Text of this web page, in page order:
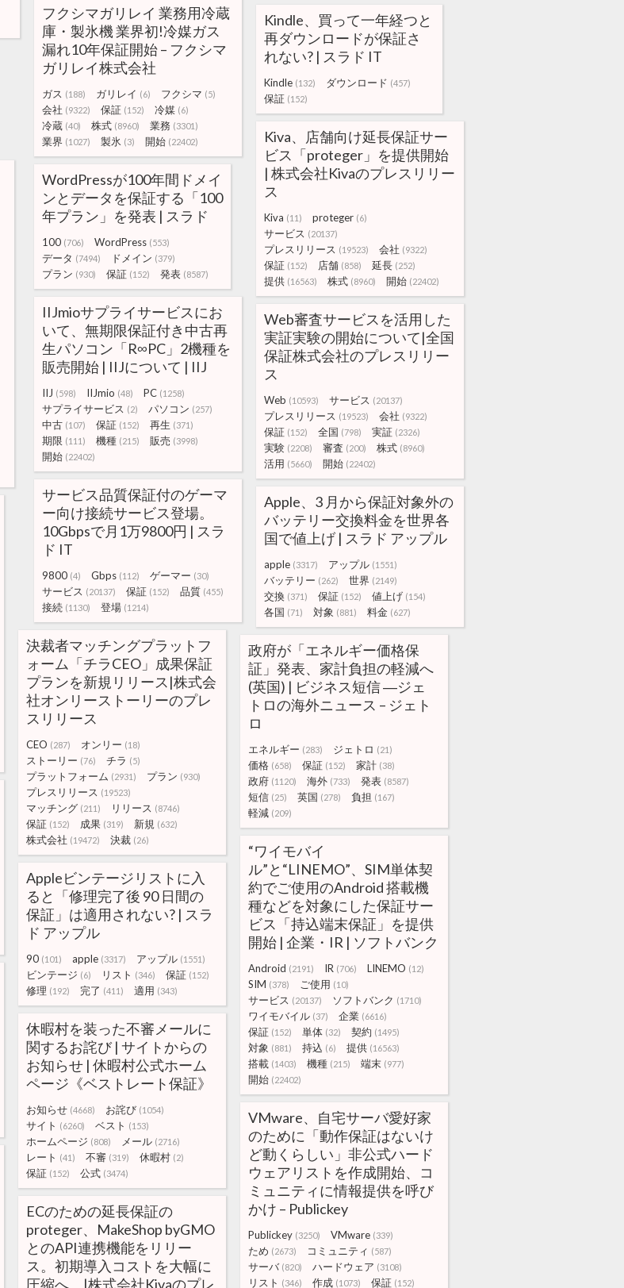
フクシマガリレイ 業務用冷蔵
庫・製氷機 業界初!冷媒ガス
漏れ10年保証開始 – フクシマ
ガリレイ株式会社
ガス (188) ガリレイ (6) フクシマ (5)
会社 (9322) 保証 (152) 冷媒 (6)
冷蔵 (40) 株式 (8960) 業務 (3301)
業界 (1027) 製氷 (3) 開始 (22402)
Kindle、買って一年経つと
再ダウンロードが保証さ
れない? | スラド IT
Kindle (132) ダウンロード (457)
保証 (152)
Kiva、店舗向け延長保証サー
ビス「proteger」を提供開始
| 株式会社Kivaのプレスリリー
ス
Kiva (11) proteger (6)
サービス (20137)
プレスリリース (19523) 会社 (9322)
保証 (152) 店舗 (858) 延長 (252)
提供 (16563) 株式 (8960) 開始 (22402)
WordPressが100年間ドメイ
ンとデータを保証する「100
年プラン」を発表 | スラド
100 (706) WordPress (553)
データ (7494) ドメイン (379)
プラン (930) 保証 (152) 発表 (8587)
IIJmioサプライサービスにお
いて、無期限保証付き中古再
生パソコン「R∞PC」2機種を
販売開始 | IIJについて | IIJ
IIJ (598) IIJmio (48) PC (1258)
サプライサービス (2) パソコン (257)
中古 (107) 保証 (152) 再生 (371)
期限 (111) 機種 (215) 販売 (3998)
開始 (22402)
Web審査サービスを活用した
実証実験の開始について|全国
保証株式会社のプレスリリー
ス
Web (10593) サービス (20137)
プレスリリース (19523) 会社 (9322)
保証 (152) 全国 (798) 実証 (2326)
実験 (2208) 審査 (200) 株式 (8960)
活用 (5660) 開始 (22402)
サービス品質保証付のゲーマ
ー向け接続サービス登場。
10Gbpsで月1万9800円 | スラ
ド IT
9800 (4) Gbps (112) ゲーマー (30)
サービス (20137) 保証 (152) 品質 (455)
接続 (1130) 登場 (1214)
Apple、3 月から保証対象外の
バッテリー交換料金を世界各
国で値上げ | スラド アップル
apple (3317) アップル (1551)
バッテリー (262) 世界 (2149)
交換 (371) 保証 (152) 値上げ (154)
各国 (71) 対象 (881) 料金 (627)
決裁者マッチングプラットフ
ォーム「チラCEO」成果保証
プランを新規リリース|株式会
社オンリーストーリーのプレ
スリリース
CEO (287) オンリー (18)
ストーリー (76) チラ (5)
プラットフォーム (2931) プラン (930)
プレスリリース (19523)
マッチング (211) リリース (8746)
保証 (152) 成果 (319) 新規 (632)
株式会社 (19472) 決裁 (26)
政府が「エネルギー価格保
証」発表、家計負担の軽減へ
(英国) | ビジネス短信 ―ジェ
トロの海外ニュース – ジェト
ロ
エネルギー (283) ジェトロ (21)
価格 (658) 保証 (152) 家計 (38)
政府 (1120) 海外 (733) 発表 (8587)
短信 (25) 英国 (278) 負担 (167)
軽減 (209)
“ワイモバイ
ル”と“LINEMO”、SIM単体契
約でご使用のAndroid 搭載機
種などを対象にした保証サー
ビス「持込端末保証」を提供
開始 | 企業・IR | ソフトバンク
Android (2191) IR (706) LINEMO (12)
SIM (378) ご使用 (10)
サービス (20137) ソフトバンク (1710)
ワイモバイル (37) 企業 (6616)
保証 (152) 単体 (32) 契約 (1495)
対象 (881) 持込 (6) 提供 (16563)
搭載 (1403) 機種 (215) 端末 (977)
開始 (22402)
Appleビンテージリストに入
ると「修理完了後 90 日間の
保証」は適用されない? | スラ
ド アップル
90 (101) apple (3317) アップル (1551)
ビンテージ (6) リスト (346) 保証 (152)
修理 (192) 完了 (411) 適用 (343)
休暇村を装った不審メールに
関するお詫び | サイトからの
お知らせ | 休暇村公式ホーム
ページ《ベストレート保証》
お知らせ (4668) お詫び (1054)
サイト (6260) ベスト (153)
ホームページ (808) メール (2716)
レート (41) 不審 (319) 休暇村 (2)
保証 (152) 公式 (3474)
VMware、自宅サーバ愛好家
のために「動作保証はないけ
ど動くらしい」非公式ハード
ウェアリストを作成開始、コ
ミュニティに情報提供を呼び
かけ – Publickey
Publickey (3250) VMware (339)
ため (2673) コミュニティ (587)
サーバ (820) ハードウェア (3108)
リスト (346) 作成 (1073) 保証 (152)
ECのための延長保証の
proteger、MakeShop byGMO
とのAPI連携機能をリリー
ス。初期導入コストを大幅に
圧縮へ。|株式会社Kivaのプレ